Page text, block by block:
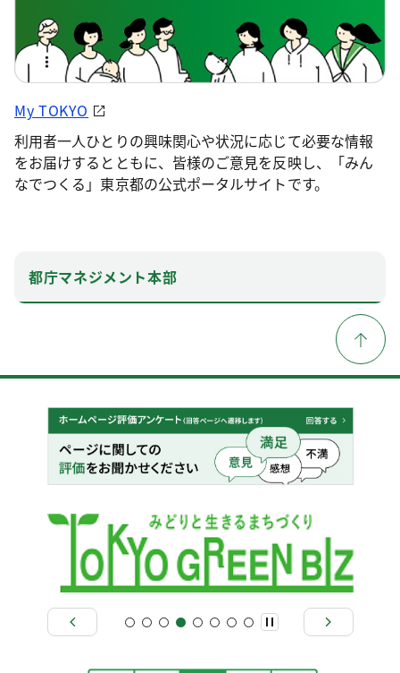
My TOKYO
利用者一人ひとりの興味関心や状況に応じて必要な情報
をお届けするとともに、皆様のご意見を反映し、「みん
なでつくる」東京都の公式ポータルサイトです。
都庁マネジメント本部